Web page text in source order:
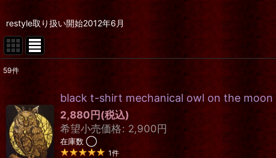
restyle取り扱い開始2012年6月
在庫あり
並び順:
59件
black t-shirt mechanical owl on the moon
2,880 円 (税込)
希望小売価格: 2,900 円
在庫数 ◯
1件